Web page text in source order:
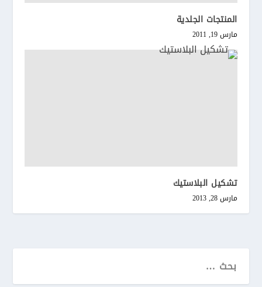
المنتجات الجلدية
مارس 19, 2011
تشكيل البلاستيك
مارس 28, 2013